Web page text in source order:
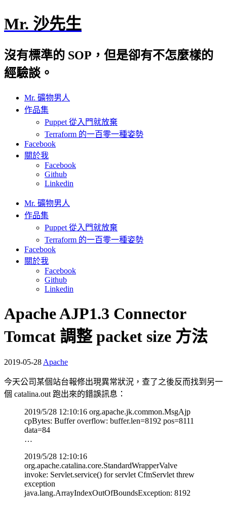
Mr. 沙先生
沒有標準的 SOP，但是卻有不怎麼樣的
經驗談。
Mr. 礦物男人
作品集
Puppet 從入門就放棄
Terraform 的一百零一種姿勢
Facebook
關於我
Facebook
Github
Linkedin
Mr. 礦物男人
作品集
Puppet 從入門就放棄
Terraform 的一百零一種姿勢
Facebook
關於我
Facebook
Github
Linkedin
Apache AJP1.3 Connector
Tomcat 調整 packet size 方法
2019-05-28 Apache
今天公司某個站台報修出現異常狀況，查了之後反而找到另一
個 catalina.out 跑出來的錯誤訊息：
2019/5/28 12:10:16 org.apache.jk.common.MsgAjp
cpBytes: Buffer overflow: buffer.len=8192 pos=8111
data=84
…
2019/5/28 12:10:16
org.apache.catalina.core.StandardWrapperValve
invoke: Servlet.service() for servlet CfmServlet threw
exception
java.lang.ArrayIndexOutOfBoundsException: 8192